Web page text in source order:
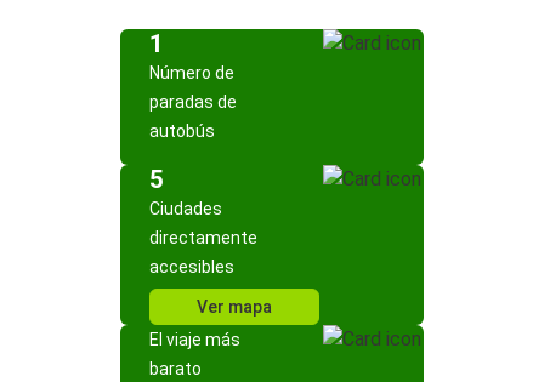
1
Número de
paradas de
autobús
5
Ciudades
directamente
accesibles
Ver mapa
El viaje más
barato